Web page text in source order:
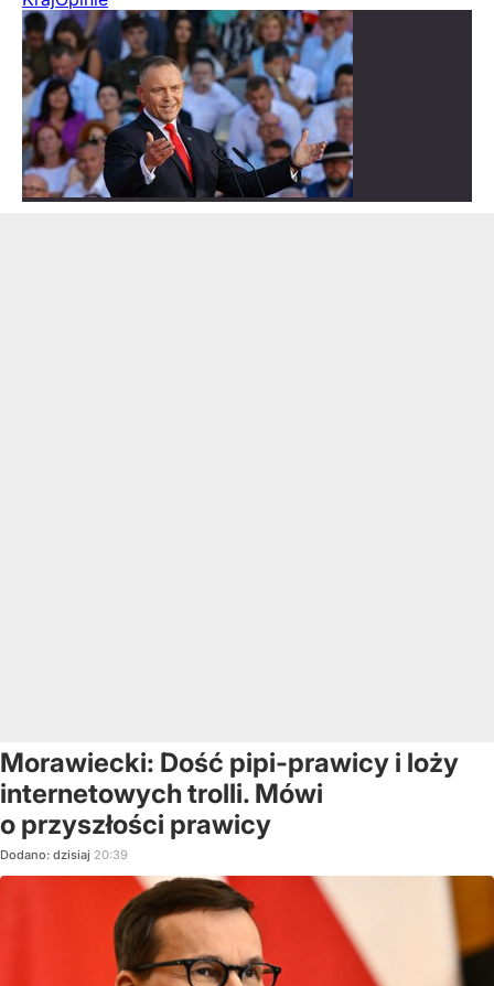
Morawiecki: Dość pipi-prawicy i loży
internetowych trolli. Mówi
o przyszłości prawicy
Dodano: dzisiaj 20:39